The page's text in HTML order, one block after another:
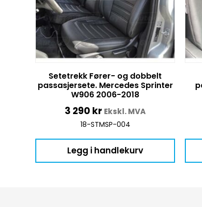
Setetrekk Fører- og dobbelt
passasjersete. Mercedes Sprinter
W906 2006-2018
3 290 kr Ekskl. MVA
18-STMSP-004
Legg i handlekurv